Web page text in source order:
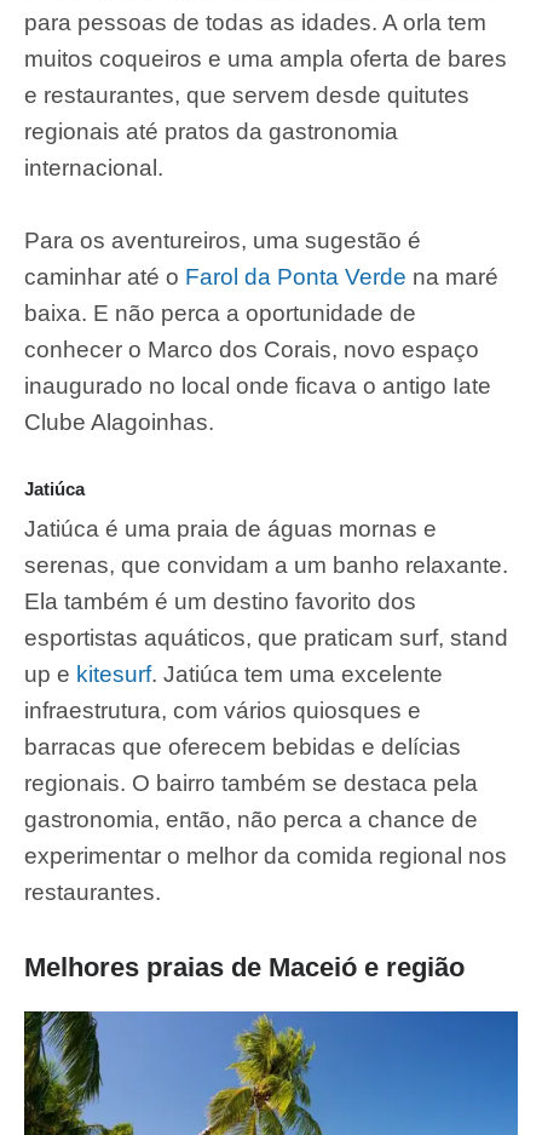
para pessoas de todas as idades. A orla tem
muitos coqueiros e uma ampla oferta de bares
e restaurantes, que servem desde quitutes
regionais até pratos da gastronomia
internacional.
Para os aventureiros, uma sugestão é
caminhar até o Farol da Ponta Verde na maré
baixa. E não perca a oportunidade de
conhecer o Marco dos Corais, novo espaço
inaugurado no local onde ficava o antigo Iate
Clube Alagoinhas.
Jatiúca
Jatiúca é uma praia de águas mornas e
serenas, que convidam a um banho relaxante.
Ela também é um destino favorito dos
esportistas aquáticos, que praticam surf, stand
up e kitesurf. Jatiúca tem uma excelente
infraestrutura, com vários quiosques e
barracas que oferecem bebidas e delícias
regionais. O bairro também se destaca pela
gastronomia, então, não perca a chance de
experimentar o melhor da comida regional nos
restaurantes.
Melhores praias de Maceió e região